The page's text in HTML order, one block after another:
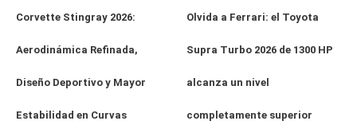
Corvette Stingray 2026:
Aerodinámica Refinada,
Diseño Deportivo y Mayor
Estabilidad en Curvas
Olvida a Ferrari: el Toyota
Supra Turbo 2026 de 1300 HP
alcanza un nivel
completamente superior